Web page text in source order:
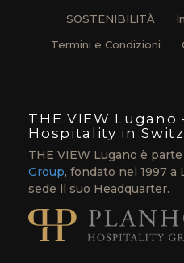
SOSTENIBILITÀ
Termini e Condizioni
THE VIEW Lugano
Hospitality in
THE VIEW Lugano è
Group, fondato nel 1997 a
sede il suo Headquarter.